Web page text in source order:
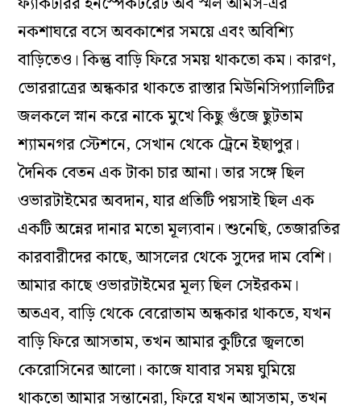
নকশাঘরে বসে অবকাশের সময়ে এবং অবিশ্যি
বাড়িতেও। কিন্তু বাড়ি ফিরে সময় থাকতো কম। কারণ,
ভোররাত্রের অন্ধকার থাকতে রাস্তার মিউনিসিপ্যালিটির
জলকলে স্নান করে নাকে মুখে কিছু গুঁজে ছুটতাম
শ্যামনগর স্টেশনে, সেখান থেকে ট্রেনে ইছাপুর।
দৈনিক বেতন এক টাকা চার আনা। তার সঙ্গে ছিল
ওভারটাইমের অবদান, যার প্রতিটি পয়সাই ছিল এক
একটি অন্নের দানার মতো মূল্যবান। শুনেছি, তেজারতির
কারবারীদের কাছে, আসলের থেকে সুদের দাম বেশি।
আমার কাছে ওভারটাইমের মূল্য ছিল সেইরকম।
অতএব, বাড়ি থেকে বেরোতাম অন্ধকার থাকতে, যখন
বাড়ি ফিরে আসতাম, তখন আমার কুটিরে জ্বলতো
কেরোসিনের আলো। কাজে যাবার সময় ঘুমিয়ে
থাকতো আমার সন্তানেরা, ফিরে যখন আসতাম, তখন